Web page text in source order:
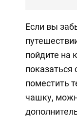
Если вы
пойдите на
показаться
поместить
чашку,